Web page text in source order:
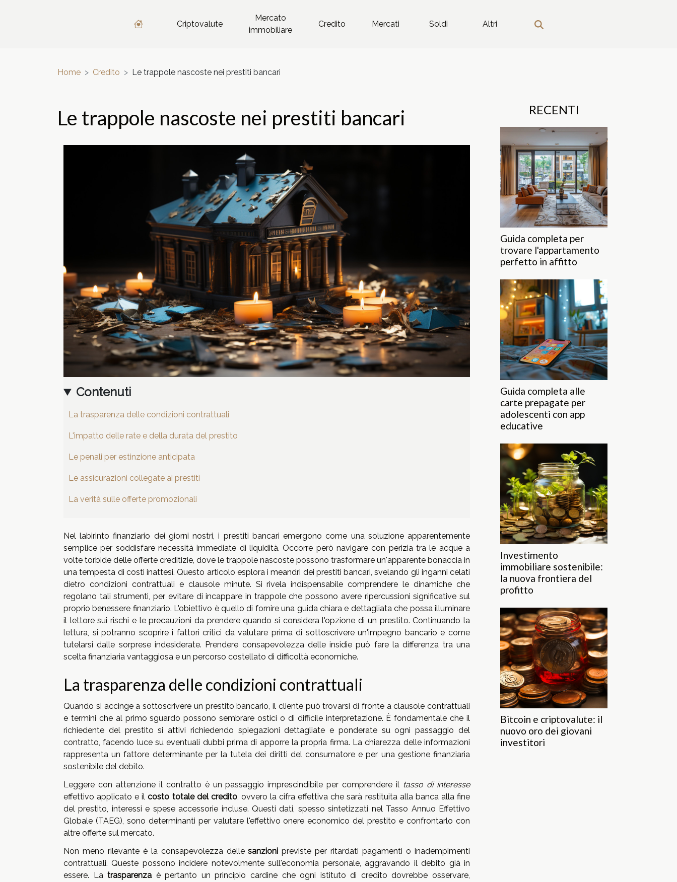
Criptovalute
Mercato
immobiliare
Credito Mercati Soldi Altri
Home Credito Le trappole nascoste nei prestiti bancari
Le trappole nascoste nei prestiti bancari
Contenuti
La trasparenza delle condizioni contrattuali
L'impatto delle rate e della durata del prestito
Le penali per estinzione anticipata
Le assicurazioni collegate ai prestiti
La verità sulle offerte promozionali
Nel labirinto finanziario dei giorni nostri, i prestiti bancari emergono come una soluzione apparentemente
semplice per soddisfare necessità immediate di liquidità. Occorre però navigare con perizia tra le acque a
volte torbide delle offerte creditizie, dove le trappole nascoste possono trasformare un'apparente bonaccia in
una tempesta di costi inattesi. Questo articolo esplora i meandri dei prestiti bancari, svelando gli inganni celati
dietro condizioni contrattuali e clausole minute. Si rivela indispensabile comprendere le dinamiche che
regolano tali strumenti, per evitare di incappare in trappole che possono avere ripercussioni significative sul
proprio benessere finanziario. L'obiettivo è quello di fornire una guida chiara e dettagliata che possa illuminare
il lettore sui rischi e le precauzioni da prendere quando si considera l'opzione di un prestito. Continuando la
lettura, si potranno scoprire i fattori critici da valutare prima di sottoscrivere un'impegno bancario e come
tutelarsi dalle sorprese indesiderate. Prendere consapevolezza delle insidie può fare la differenza tra una
scelta finanziaria vantaggiosa e un percorso costellato di difficoltà economiche.
La trasparenza delle condizioni contrattuali
Quando si accinge a sottoscrivere un prestito bancario, il cliente può trovarsi di fronte a clausole contrattuali
e termini che al primo sguardo possono sembrare ostici o di difficile interpretazione. È fondamentale che il
richiedente del prestito si attivi richiedendo spiegazioni dettagliate e ponderate su ogni passaggio del
contratto, facendo luce su eventuali dubbi prima di apporre la propria firma. La chiarezza delle informazioni
rappresenta un fattore determinante per la tutela dei diritti del consumatore e per una gestione finanziaria
sostenibile del debito.
Leggere con attenzione il contratto è un passaggio imprescindibile per comprendere il tasso di interesse
effettivo applicato e ilcosto totale del credito, ovvero la cifra effettiva che sarà restituita alla banca alla fine
del prestito, interessi e spese accessorie incluse. Questi dati, spesso sintetizzati nel Tasso Annuo Effettivo
Globale (TAEG), sono determinanti per valutare l'effettivo onere economico del prestito e confrontarlo con
altre offerte sul mercato.
Non meno rilevante è la consapevolezza dellesanzioni previste per ritardati pagamenti o inadempimenti
contrattuali. Queste possono incidere notevolmente sull'economia personale, aggravando il debito già in
essere. Latrasparenza è pertanto un principio cardine che ogni istituto di credito dovrebbe osservare,
RECENTI
Guida completa per
trovare l'appartamento
perfetto in affitto
Guida completa alle
carte prepagate per
adolescenti con app
educative
Investimento
immobiliare sostenibile:
la nuova frontiera del
profitto
Bitcoin e criptovalute: il
nuovo oro dei giovani
investitori